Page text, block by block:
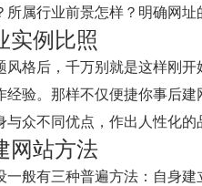
所属行业前景怎样？明确网
例比照
风格后，千万别就是这样刚
经验。那样不仅便捷你事后
与众不同优点，作出人性化
站方法
有三种普遍方法：自身建